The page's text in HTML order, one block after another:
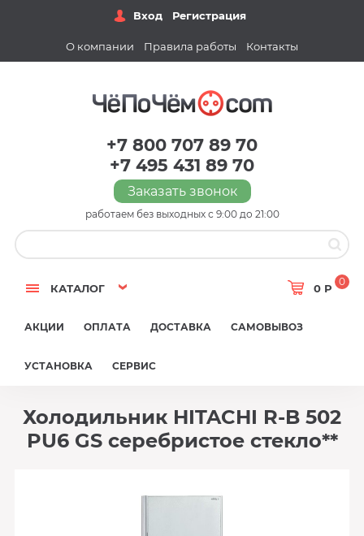
Вход Регистрация
О компании Правила работы Контакты
+7 800 707 89 70
+7 495 431 89 70
Заказать звонок
работаем без выходных с 9:00 до 21:00
КАТАЛОГ 0 Р
0
АКЦИИ ОПЛАТА ДОСТАВКА САМОВЫВОЗ
УСТАНОВКА СЕРВИС
Холодильник HITACHI R-B 502
PU6 GS серебристое стекло**